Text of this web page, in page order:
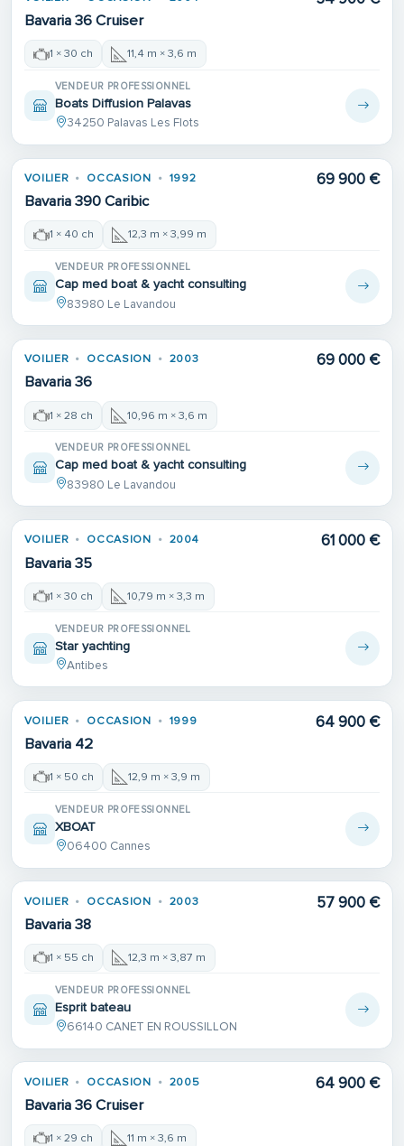
Bavaria 36 Cruiser
1 × 30 ch 11,4 m × 3,6 m
VENDEUR PROFESSIONNEL
Boats Diffusion Palavas
34250 Palavas Les Flots
VOILIER OCCASION 1992
Bavaria 390 Caribic
69 900 €
1 × 40 ch 12,3 m × 3,99 m
VENDEUR PROFESSIONNEL
Cap med boat & yacht consulting
83980 Le Lavandou
VOILIER OCCASION 2003
Bavaria 36
69 000 €
1 × 28 ch 10,96 m × 3,6 m
VENDEUR PROFESSIONNEL
Cap med boat & yacht consulting
83980 Le Lavandou
VOILIER OCCASION 2004
Bavaria 35
61 000 €
1 × 30 ch 10,79 m × 3,3 m
VENDEUR PROFESSIONNEL
Star yachting
Antibes
VOILIER OCCASION 1999
Bavaria 42
64 900 €
1 × 50 ch 12,9 m × 3,9 m
VENDEUR PROFESSIONNEL
XBOAT
06400 Cannes
VOILIER OCCASION 2003
Bavaria 38
57 900 €
1 × 55 ch 12,3 m × 3,87 m
VENDEUR PROFESSIONNEL
Esprit bateau
66140 CANET EN ROUSSILLON
VOILIER OCCASION 2005
Bavaria 36 Cruiser
64 900 €
1 × 29 ch 11 m × 3,6 m